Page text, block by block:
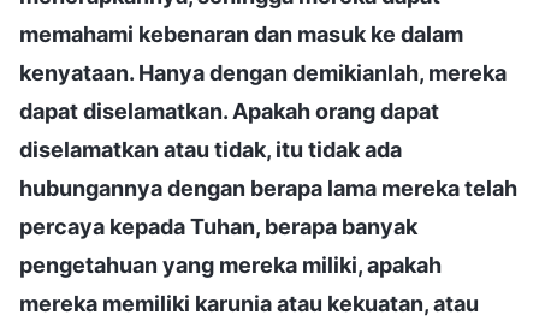
memahami kebenaran dan masuk ke dalam
kenyataan. Hanya dengan demikianlah, mereka
dapat diselamatkan. Apakah orang dapat
diselamatkan atau tidak, itu tidak ada
hubungannya dengan berapa lama mereka telah
percaya kepada Tuhan, berapa banyak
pengetahuan yang mereka miliki, apakah
mereka memiliki karunia atau kekuatan, atau